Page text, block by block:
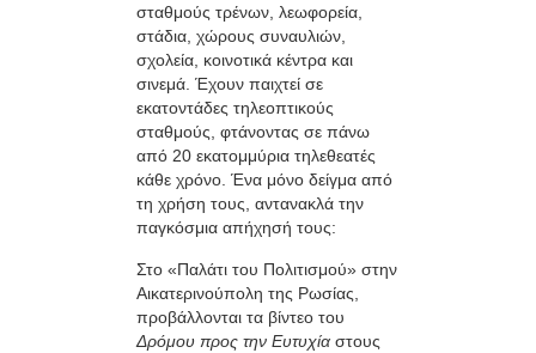
σταθμούς τρένων, λεωφορεία,
στάδια, χώρους συναυλιών,
σχολεία, κοινοτικά κέντρα και
σινεμά. Έχουν παιχτεί σε
εκατοντάδες τηλεοπτικούς
σταθμούς, φτάνοντας σε πάνω
από 20 εκατομμύρια τηλεθεατές
κάθε χρόνο. Ένα μόνο δείγμα από
τη χρήση τους, αντανακλά την
παγκόσμια απήχησή τους:
Στο «Παλάτι του Πολιτισμού» στην
Αικατερινούπολη της Ρωσίας,
προβάλλονται τα βίντεο του
Δρόμου προς την Ευτυχία στους